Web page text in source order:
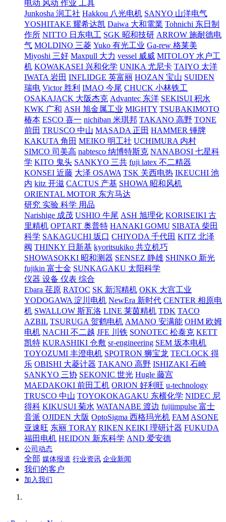
电动 风动 作业 工具
Junkosha 润工社 Hakkou 八光电机 SANYO 山洋电气
YOSHITAKE 耀希达凯 Daiwa 大和電業 Tohnichi 东日制
作所 NITTO 日东电工 SGK 昭和技研 ARROW 施耐德电
气 MOLDINO 三菱 Yuko 有光工业 Ga-rew 格莱美
Miyoshi 三好 Maxpull 大力 vessel 威威 MITOLOY 水户工
机 KOWAKASEI 兴和化学 UNIKA 尤尼卡 TAIYO 太洋
IWATA 岩田 INFLIDGE 英富丽 HOZAN 宝山 SUIDEN
瑞电 Victor 胜利 IMAO 今尾 CHUCK 小林铁工
OSAKAJACK 大阪杰克 Advantec 东洋 SEKISUI 积水
KWK 广和 ASH 旭金属工业 MIGHTY TSUBAKIMOTO
椿本 ESCO 喜一 nichiban 米琪邦 TAKANO 高野 TONE
前田 TRUSCO 中山 MASADA 正田 HAMMER 锤牌
KAKUTA 角田 MEIKO 明工社 UCHIMURA 内村
SIMCO 司美高 nabtesco 纳博特斯克 NANABOSI 七星科
学 KITO 鬼头 SANKYO 三共 fuji latex 不二精器
KONSEI 近藤 大泽 OSAWA TSK 关西电热 IKEUCHI 池
内 kitz 开滋 CACTUS 产基 SHOWA 昭和风机
ORIENTAL MOTOR 东方马达
研究 实验 科学 用品
Narishige 成茂 USHIO 牛尾 ASH 旭理化 KORISEIKI 古
里精机 OPTART 奥普特 HANAKI GOMU SIBATA 柴田
科学 SAKAGUCHI 坂口 CHIYODA 千代田 KITZ 北泽
阀 THINKY 日新基 kyoritsukiko 共立机巧
SHOWASOKKI 昭和测器 SENSEZ 静雄 SHINKO 新光
fujikin 富士金 SUNKAGAKU 太阳科学
仪器 设备 仪表 综合
Ebara 荏原 RATOC SK 新泻精机 OKK 大宫工业
YODOGAWA 淀川电机 NewEra 新时代 CENTER 相原电
机 SWALLOW 斯瓦洛 LINE 莱茵精机 TDK TACO
AZBIL TSURUGA 贺鹤电机 AMANO 安满能 OHM 欧姆
电机 NACHI 不二越 JFE 川铁 SONOTEC 松泰克 KETT
凯特 KURASHIKI 仓敷 sr-engineering SEM 坂本电机
TOYOZUMI 丰澄电机 SPOTRON 狮宝龙 TECLOCK 得
乐 OBISHI 大菱计器 TAKANO 高野 ISHIZAKI 石崎
SANKYO 三协 SEKONIC 世光 Hugle 藤宫
MAEDAKOKI 前田工机 ORION 好利旺 u-technology
TRUSCO 中山 TOYOKOKAGAKU 东横化学 NIDEC 尼
得科 KIKUSUI 菊水 WATANABE 渡边 fujiimpulse 富士
音派 OJIDEN 大阪 OptoSigma 西格玛光机 FAM ASONE
亚速旺 东丽 TORAY RIKEN KEIKI 理研计器 FUKUDA
福田电机 HEIDON 新东科学 AND 爱安德
公司动态
全部 媒体报道 行业资讯 企业新闻
我们的客户
加入我们